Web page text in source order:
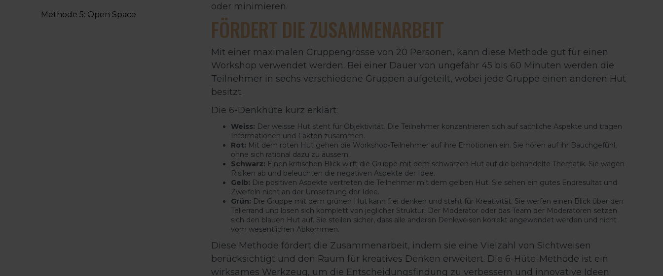
Methode 5: Open Space
oder minimieren.
FÖRDERT DIE ZUSAMMENARBEIT
Mit einer maximalen Gruppengrösse von 20 Personen, kann diese Methode gut für einen
Workshop verwendet werden. Bei einer Dauer von ungefähr 45 bis 60 Minuten werden die
Teilnehmer in sechs verschiedene Gruppen aufgeteilt, wobei jede Gruppe einen anderen Hut
besitzt.
Die 6-Denkhüte kurz erklärt:
Weiss: Der weisse Hut steht für Objektivität. Die Teilnehmer konzentrieren sich auf sachliche Aspekte und tragen
Informationen und Fakten zusammen.
Rot: Mit dem roten Hut gehen die Workshop-Teilnehmer auf ihre Emotionen ein. Sie hören auf ihr Bauchgefühl,
ohne sich rational dazu zu äussern.
Schwarz: Einen kritischen Blick wirft die Gruppe mit dem schwarzen Hut auf die behandelte Thematik. Sie wägen
Risiken ab und beleuchten die negativen Aspekte der Idee.
Gelb: Die positiven Aspekte vertreten die Teilnehmer mit dem gelben Hut. Sie sehen ein gutes Endresultat und
Zweifeln nicht an der Umsetzung der Idee.
Grün: Die Gruppe mit dem grünen Hut kann frei denken und steht für Kreativität. Sie werfen einen Blick über den
Tellerrand und lösen sich komplett von jeglicher Struktur. Der Moderator oder das Team der Moderatoren setzen
sich den blauen Hut auf. Sie stellen sicher, dass alle anderen Denkweisen korrekt angewendet werden und nicht
vom wesentlichen Abkommen.
Diese Methode fördert die Zusammenarbeit, indem sie eine Vielzahl von Sichtweisen
berücksichtigt und den Raum für kreatives Denken erweitert. Die 6-Hüte-Methode ist ein
wirksames Werkzeug, um die Entscheidungsfindung zu verbessern und innovative Ideen